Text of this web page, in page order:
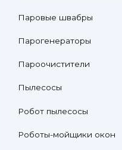
Паровые швабры
Парогенераторы
Пароочистители
Пылесосы
Робот пылесосы
Роботы-мойщики окон